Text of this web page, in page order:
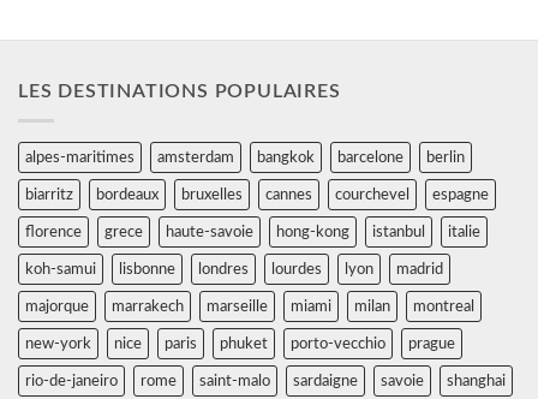
LES DESTINATIONS POPULAIRES
alpes-maritimes amsterdam bangkok barcelone berlin
biarritz bordeaux bruxelles cannes courchevel espagne
florence grece haute-savoie hong-kong istanbul italie
koh-samui lisbonne londres lourdes lyon madrid
majorque marrakech marseille miami milan montreal
new-york nice paris phuket porto-vecchio prague
rio-de-janeiro rome saint-malo sardaigne savoie shanghai